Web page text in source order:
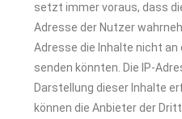
setzt immer voraus, dass
Adresse der Nutzer
Adresse die Inhalte nicht
senden könnten. Die IP-
Darstellung dieser Inhalte
können die Anbieter der